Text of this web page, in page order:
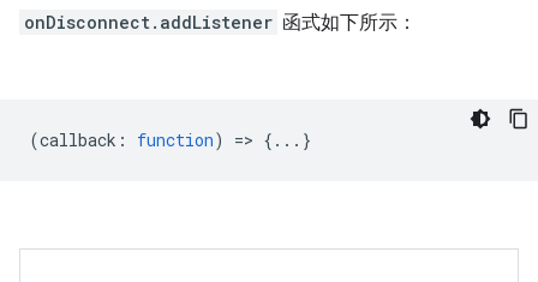
onDisconnect.addListener 函式如下所示：
(callback : function) => {...}